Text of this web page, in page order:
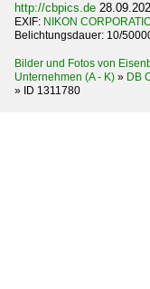
http://cbpics.de
EXIF: NIKON
Belichtungsdauer: 10/
Bilder und Fotos von
Unternehmen (A - K) » DB
» ID 1311780